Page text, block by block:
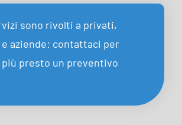
sono rivolti a privati,
aziende: contattaci per
presto un preventivo